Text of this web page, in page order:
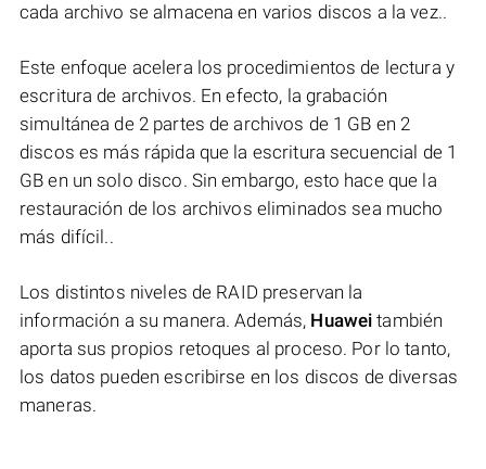
cada archivo se almacena en varios discos a la vez..
Este enfoque acelera los procedimientos de lectura y
escritura de archivos. En efecto, la grabación
simultánea de 2 partes de archivos de 1 GB en 2
discos es más rápida que la escritura secuencial de 1
GB en un solo disco. Sin embargo, esto hace que la
restauración de los archivos eliminados sea mucho
más difícil..
Los distintos niveles de RAID preservan la
información a su manera. Además, Huawei también
aporta sus propios retoques al proceso. Por lo tanto,
los datos pueden escribirse en los discos de diversas
maneras.